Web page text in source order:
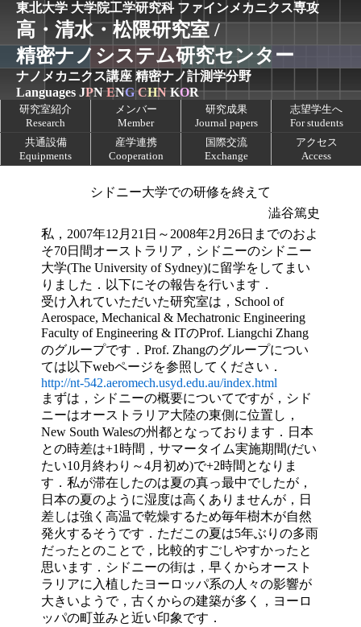
東北大学 大学院工学研究科 ファインメカニクス専攻
高・清水・松隈研究室 /
精密ナノシステム研究センター
ナノメカニクス講座 精密ナノ計測学分野
Languages JPN ENG CHN KOR
研究室紹介
Research
メンバー
Member
研究成果
Journal papers
志望学生へ
For students
共通設備
Equipments
産学連携
Cooperation
国際交流
Exchange
アクセス
Access
シドニー大学での研修を終えて
澁谷篤史
私，2007年12月21日～2008年2月26日までのおよ
そ70日間オーストラリア，シドニーのシドニー
大学(The University of Sydney)に留学をしてまい
りました．以下にその報告を行います．
受け入れていただいた研究室は，School of
Aerospace, Mechanical & Mechatronic Engineering
Faculty of Engineering & ITのProf. Liangchi Zhang
のグループです．Prof. Zhangのグループについ
ては以下webページを参照してください．
http://nt-542.aeromech.usyd.edu.au/index.html
まずは，シドニーの概要についてですが，シド
ニーはオーストラリア大陸の東側に位置し，
New South Walesの州都となっております．日本
との時差は+1時間，サマータイム実施期間(だい
たい10月終わり～4月初め)で+2時間となりま
す．私が滞在したのは夏の真っ最中でしたが，
日本の夏のように湿度は高くありませんが，日
差しは強く高温で乾燥するため毎年樹木が自然
発火するそうです．ただこの夏は5年ぶりの多雨
だったとのことで，比較的すごしやすかったと
思います．シドニーの街は，早くからオースト
ラリアに入植したヨーロッパ系の人々の影響が
大きいようで，古くからの建築が多く，ヨーロ
ッパの町並みと近い印象です．